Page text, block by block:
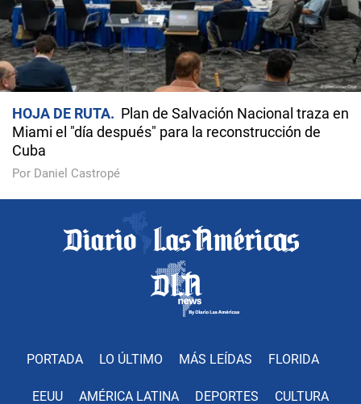
HOJA DE RUTA
Plan de Salvación Nacional traza en
Miami el "día después" para la reconstrucción de
Cuba
Por Daniel Castropé
PORTADA LO ÚLTIMO MÁS LEÍDAS FLORIDA
EEUU AMÉRICA LATINA DEPORTES CULTURA